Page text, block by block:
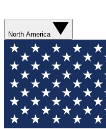
North America